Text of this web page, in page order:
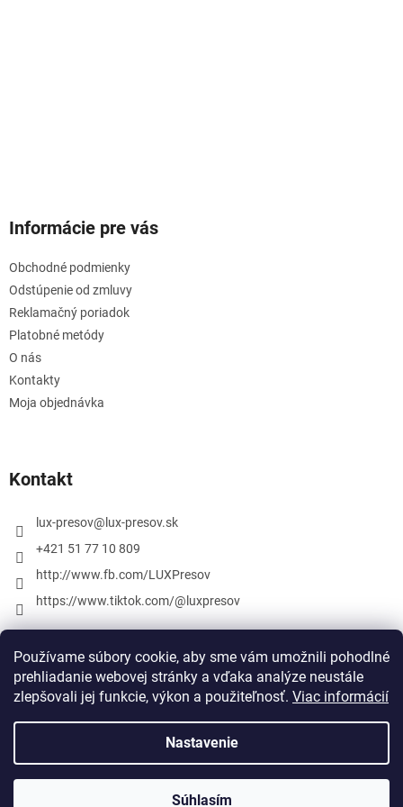
Používame súbory cookie, aby sme vám umožnili pohodlné
prehliadanie webovej stránky a vďaka analýze neustále
zlepšovali jej funkcie, výkon a použiteľnosť. Viac informácií
Nastavenie
Súhlasím
Informácie pre vás
Obchodné podmienky
Odstúpenie od zmluvy
Reklamačný poriadok
Platobné metódy
O nás
Kontakty
Moja objednávka
Kontakt
lux-presov@ lux-presov.sk
+421 51 77 10 809
http://www.fb.com/LUXPresov
https://www.tiktok.com/@luxpresov
Vytvoril Shoptet
lux-presov.sk. Všetky práva vyhradené.